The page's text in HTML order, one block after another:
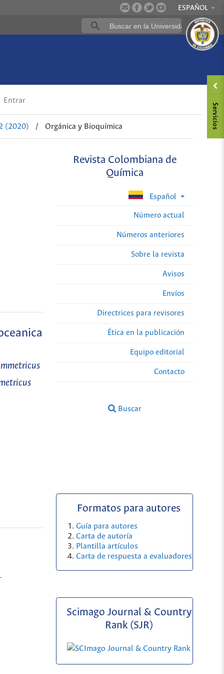
ESPAÑOL
Entrar
(2020) / Orgánica y Bioquímica
Revista Colombiana de
Química
Español
Número actual
Números anteriores
Sobre la revista
Avisos
Envíos
Directrices para revisores
Ética en la publicación
Equipo editorial
Contacto
Buscar
Formatos para autores
Guía para autores
Carta de autoría
Plantilla artículos
Carta de respuesta a evaluadores
Scimago Journal & Country
Rank (SJR)